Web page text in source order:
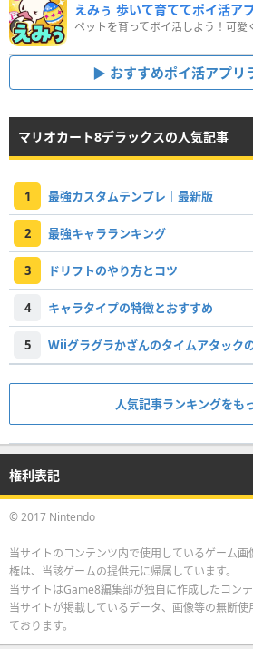
えみぅ 歩いて育ててポイ活ア
おすすめポイ活アプリ
マリオカート8デラックスの人気記事
1 最強カスタムテンプレ｜最新版
2 最強キャラランキング
3 ドリフトのやり方とコツ
4 キャラタイプの特徴とおすすめ
5 Wiiグラグラかざんのタイムアタック
人気記事ランキングをも
権利表記
© 2017 Nintendo
当サイトのコンテンツ内で使用しているゲーム
権は、当該ゲームの提供元に帰属しています。
当サイトはGame8編集部が独自に作成したコンテ
当サイトが掲載しているデータ、画像等の無断
ております。